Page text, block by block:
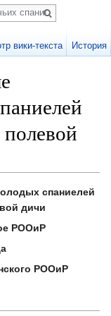
спаниелей
дичи
РООиР
РООиР
вики-текста История